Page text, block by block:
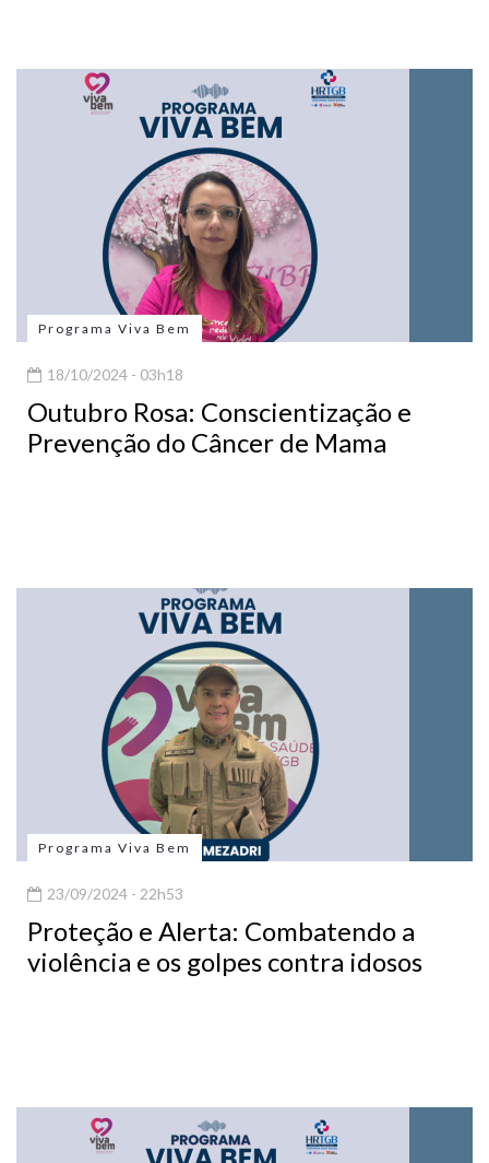
Programa Viva Bem
18/10/2024 - 03h18
Outubro Rosa: Conscientização e
Prevenção do Câncer de Mama
Programa Viva Bem
23/09/2024 - 22h53
Proteção e Alerta: Combatendo a
violência e os golpes contra idosos